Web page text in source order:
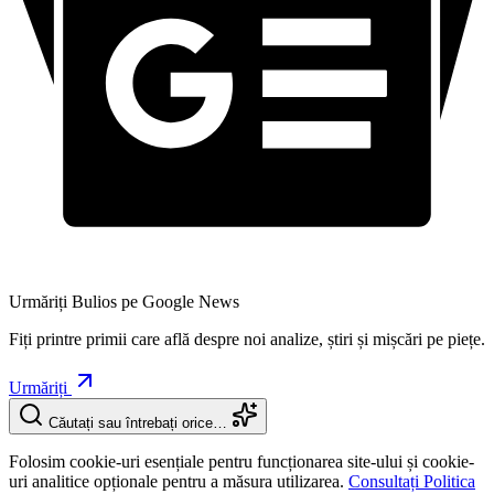
Urmăriți Bulios pe Google News
Fiți printre primii care află despre noi analize, știri și mișcări pe piețe.
Urmăriți
Căutați sau întrebați orice…
Folosim cookie-uri esențiale pentru funcționarea site-ului și cookie-
uri analitice opționale pentru a măsura utilizarea. Consultați Politica